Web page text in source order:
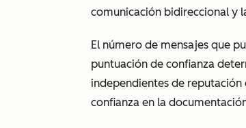
comunicación bidireccional y
El número de mensajes que
puntuación de confianza
independientes de
confianza en la